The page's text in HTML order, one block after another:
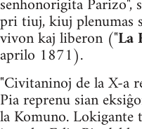
pri tiuj, kiuj plenumas
vivon kaj liberon ("La
aprilo 1871).
"Civitaninoj de la X-a
Pia reprenu sian
la Komuno.